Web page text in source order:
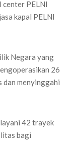
PELNI
kapal PELNI
Negara yang
26
dan menyinggahi
42 trayek
bagi